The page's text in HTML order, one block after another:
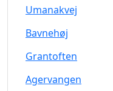
Umanakvej
Bavnehøj
Grantoften
Agervangen